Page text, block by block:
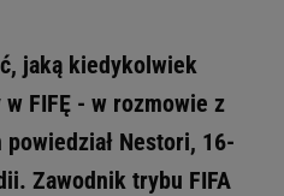
jaką kiedykolwiek
FIFĘ - w rozmowie z
Nestori, 16-
Zawodnik trybu FIFA